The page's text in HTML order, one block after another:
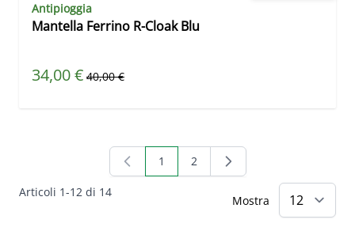
Antipioggia
Mantella Ferrino R-Cloak Blu
Prezzo speciale
34,00 € Prezzo predefinito
40,00 €
Articoli 1-12 di 14
Attualmente stai leggendo la pagina
1 Pagina
2
Mostra